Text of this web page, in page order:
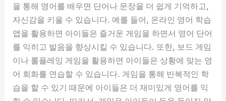
을 통해 영어를 배우면 단어나 문장을 더 쉽게 기억하고,
자신감을 키울 수 있습니다. 예를 들어, 온라인 영어 학습
앱을 활용하면 아이들은 즐거운 게임을 하면서 영어 단어
를 익히고 발음을 향상시킬 수 있습니다. 또한, 보드 게임
이나 롤플레잉 게임을 활용하면 아이들은 상황에 맞는 영
어 회화를 연습할 수 있습니다. 게임을 통해 반복적인 학
습을 할 수 있기 때문에 아이들은 더 재미있게 영어를 익